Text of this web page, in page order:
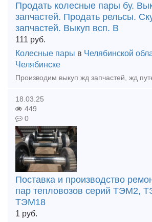
Продать колесные пары бу.
запчастей. Продать рельсы.
запчастей. Выкуп всп. В
111 руб.
Колесные пары в Челябинской
Челябинске
18.03.25
449
0
Поставка и производство
пар тепловозов серий ТЭМ2,
ТЭМ18
1 руб.